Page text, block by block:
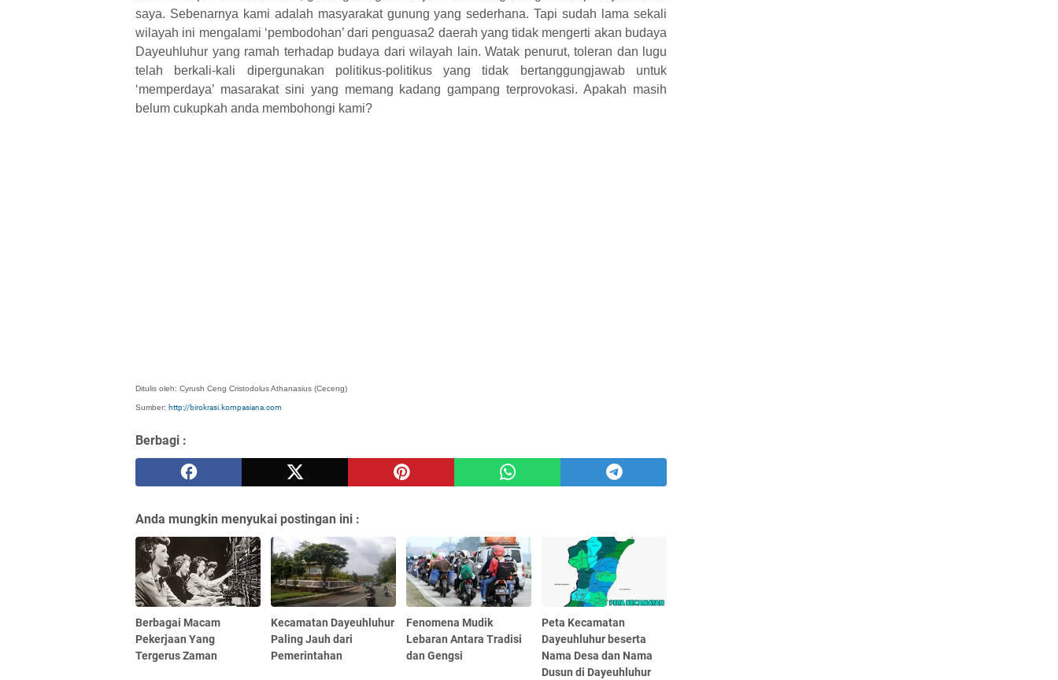
saya. Sebenarnya kami adalah masyarakat gunung yang sederhana. Tapi sudah lama sekali
wilayah ini mengalami ‘pembodohan’ dari penguasa2 daerah yang tidak mengerti akan budaya
Dayeuhluhur yang ramah terhadap budaya dari wilayah lain. Watak penurut, toleran dan lugu
telah berkali-kali dipergunakan politikus-politikus yang tidak bertanggungjawab untuk
‘memperdaya’ masarakat sini yang memang kadang gampang terprovokasi. Apakah masih
belum cukupkah anda membohongi kami?
Ditulis oleh: Cyrush Ceng Cristodolus Athanasius (Ceceng)
Sumber: http://birokrasi.kompasiana.com
Berbagi :
Anda mungkin menyukai postingan ini :
Berbagai Macam
Pekerjaan Yang
Tergerus Zaman
Kecamatan Dayeuhluhur
Paling Jauh dari
Pemerintahan
Fenomena Mudik
Lebaran Antara Tradisi
dan Gengsi
Peta Kecamatan
Dayeuhluhur beserta
Nama Desa dan Nama
Dusun di Dayeuhluhur